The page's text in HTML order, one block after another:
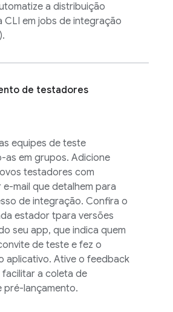
a distribuição
CLI em jobs de integração
de testadores
equipes de teste
as em grupos. Adicione
testadores com
mail que detalhem para
de integração. Confira o
estador tpara versões
seu app, que indica quem
de teste e fez o
aplicativo. Ative o feedback
a coleta de
pré-lançamento.